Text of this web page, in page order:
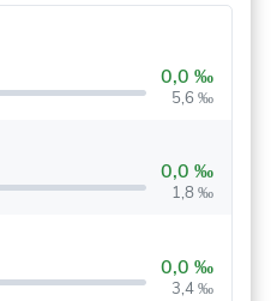
0,0 ‰
5,6 ‰
0,0 ‰
1,8 ‰
0,0 ‰
3,4 ‰